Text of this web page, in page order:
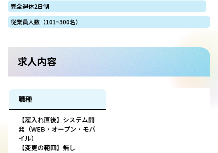
完全週休2日制
従業員人数（101~300名）
求人内容
職種
【雇入れ直後】システム開
発（WEB・オープン・モバ
イル）
【変更の範囲】無し